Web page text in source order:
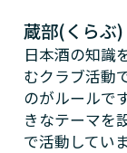
蔵部(くらぶ)
日本酒の知識
むクラブ活動
のがルールで
きなテーマを
で活動していま